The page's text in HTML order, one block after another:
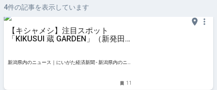
4件の記事を表示しています
【キシャメシ】注目スポット
「KIKUSUI 蔵 GARDEN」（新発田
いがた経済新聞
新潟県内のニュース｜にいがた経済新聞 - 新潟県内のニ
11